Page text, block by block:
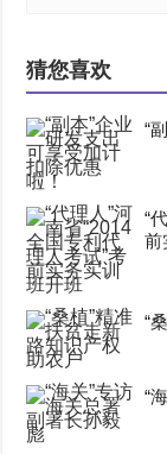
猜您喜欢
“
“
前
“
“